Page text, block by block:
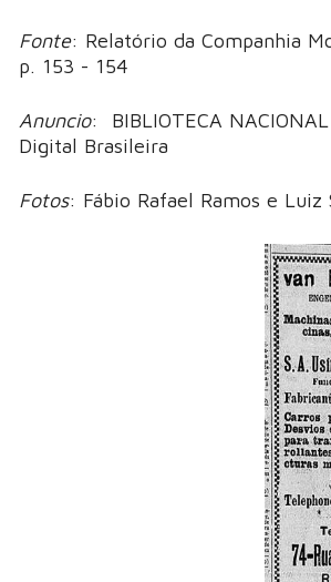
Fonte: Relatório da Companhia
p. 153 - 154
Anuncio: BIBLIOTECA
Digital Brasileira
Fotos: Fábio Rafael Ramos e Luiz